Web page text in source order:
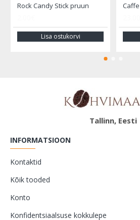
Rock Candy Stick pruun
Lisa ostukorvi
Tallinn, Eesti
INFORMATSIOON
Kontaktid
Kõik tooded
Konto
Konfidentsiaalsuse kokkulepe